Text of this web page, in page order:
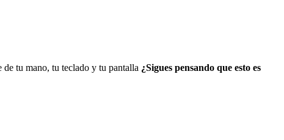
de tu mano, tu teclado y tu pantalla ¿Sigues pensando que esto es